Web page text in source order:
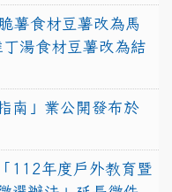
薯食材豆薯改為馬
湯食材豆薯改為結
南」業公開發布於
112年度戶外教育暨